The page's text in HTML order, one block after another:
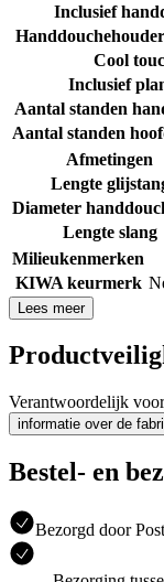
Inclusief
Cool
Inclusief
Aantal standen
Aantal standen
Afmetingen
Lengte
Diameter
Lengte slang
Milieukenmerken
KIWA keurmerk
Lees meer
Verantwoordelijk
informatie over de
Bestel- en
Bezorgd door